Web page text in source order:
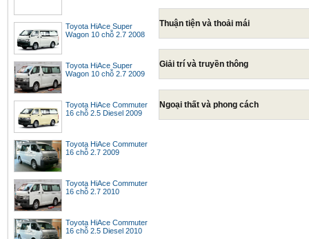
Toyota HiAce Super
Wagon 10 chỗ 2.7 2008
Toyota HiAce Super
Wagon 10 chỗ 2.7 2009
Toyota HiAce Commuter
16 chỗ 2.5 Diesel 2009
Toyota HiAce Commuter
16 chỗ 2.7 2009
Toyota HiAce Commuter
16 chỗ 2.7 2010
Toyota HiAce Commuter
16 chỗ 2.5 Diesel 2010
Thuận tiện và thoải mái
Giải trí và truyền thông
Ngoại thất và phong cách